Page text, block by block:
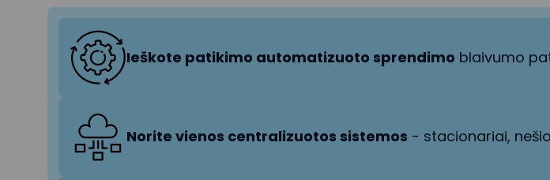
Ieškote patikimo automatizuoto sprendimo blaivumo
Norite vienos centralizuotos sistemos - stacionariai,